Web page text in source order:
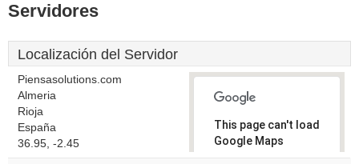
Servidores
Localización del Servidor
Piensasolutions.com
Almeria
Rioja
España
36.95, -2.45
This page can't load
Google Maps
correctly.